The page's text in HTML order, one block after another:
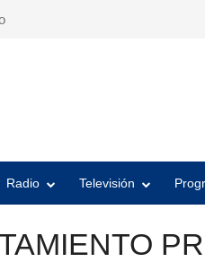
Radio Televisión